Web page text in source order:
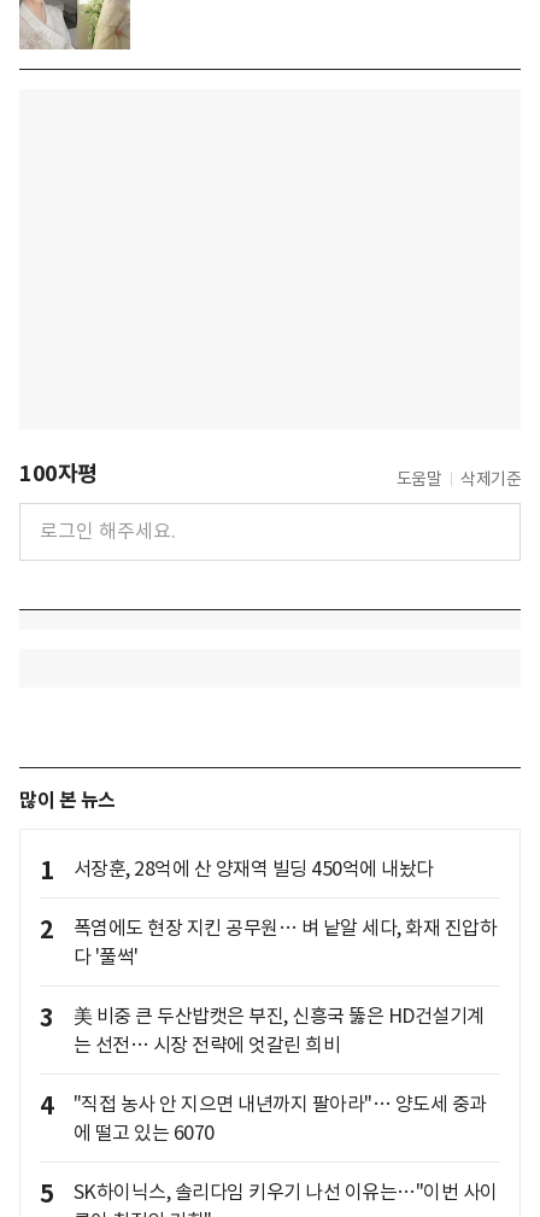
100자평 도움말 삭제기준
많이 본 뉴스
1 서장훈, 28억에 산 양재역 빌딩 450억에 내놨다
2
폭염에도 현장 지킨 공무원… 벼 낱알 세다, 화재 진압하
다 '풀썩'
3
美 비중 큰 두산밥캣은 부진, 신흥국 뚫은 HD건설기계
는 선전… 시장 전략에 엇갈린 희비
4
"직접 농사 안 지으면 내년까지 팔아라"… 양도세 중과
에 떨고 있는 6070
5
SK하이닉스, 솔리다임 키우기 나선 이유는…"이번 사이